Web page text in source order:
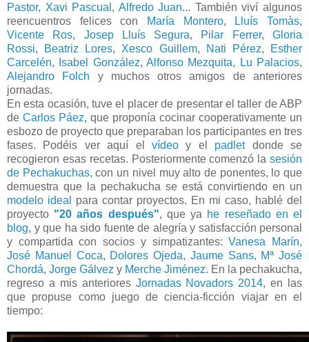
Pastor, Xavi Pascual , Alfredo Juan... También viví algunos
reencuentros felices con
María Montero, Lluís Tomàs,
Vicente Ros, Josep Lluís Segura, Pilar Ferrer,Gloria
Rossi, Beatriz Lores, Xesco Guillem, Nati Pérez,
Esther
Carcelén, Isabel González,Alfonso Mezquita, Lu Palacios,
Alejandro Folch y muchos otros amigos de anteriores
jornadas.
En esta ocasión, tuve el placer de presentar el taller de ABP
de Carlos Páez, que proponía cocinar cooperativamente un
esbozo de proyecto que preparaban los participantes en tres
fases. Podéis ver aquí el vídeo y el padletdonde se
recogieron esas recetas. Posteriormente comenzó la sesión
de Pechakuchas, con un nivel muy alto de ponentes, lo que
demuestra que la pechakucha se está convirtiendo en un
modelo ideal
para contar proyectos. En mi caso, hablé del
proyecto "20 años después", que ya he reseñado en el
blog, y que ha sido fuente de alegría y satisfacción personal
y compartida con socios y simpatizantes:Vanesa Marín,
José Manuel Coca, Dolores Ojeda, Jaume Sans, Mª José
Chordá, Jorge Gálvez y Merche Jiménez. En la pechakucha,
regreso a mis anteriores Jornadas Novadors 2014, en las
que propuse como juego de ciencia-ficción viajar en el
tiempo: